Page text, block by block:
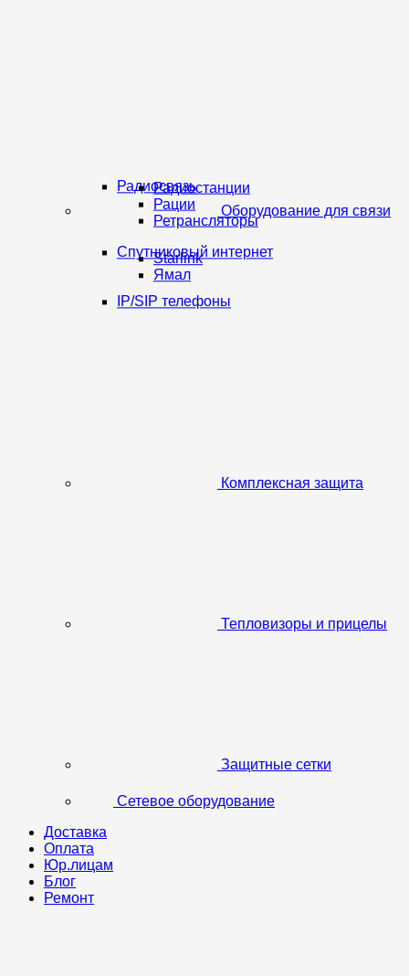
Оборудование для связи
Радиосвязь
Радиостанции
Рации
Ретрансляторы
Спутниковый интернет
Starlink
Ямал
IP/SIP телефоны
Комплексная защита
Тепловизоры и прицелы
Защитные сетки
Сетевое оборудование
Доставка
Оплата
Юр.лицам
Блог
Ремонт